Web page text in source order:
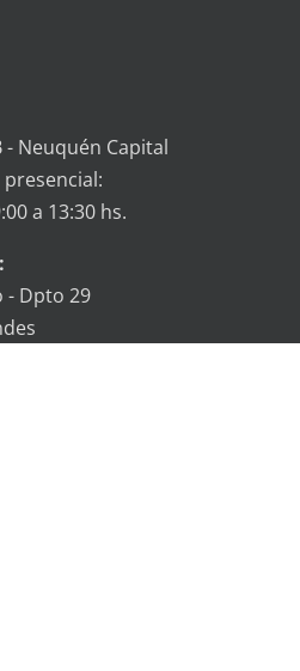
- Neuquén Capital
a 13:30 hs.
- Dpto 29